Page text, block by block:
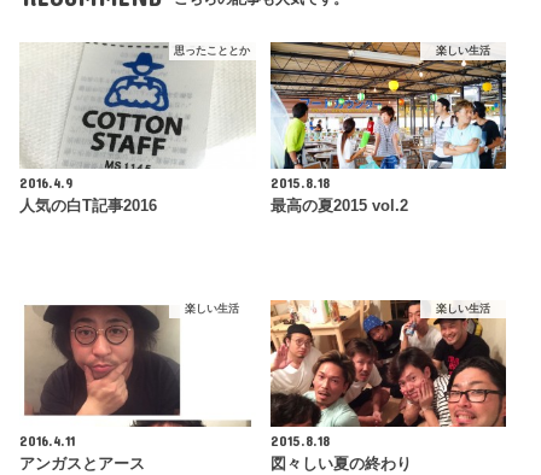
思ったこととか
2016.4.9
人気の白T記事2016
楽しい生活
2015.8.18
最高の夏2015 vol.2
楽しい生活
2016.4.11
アンガスとアース
楽しい生活
2015.8.18
図々しい夏の終わり